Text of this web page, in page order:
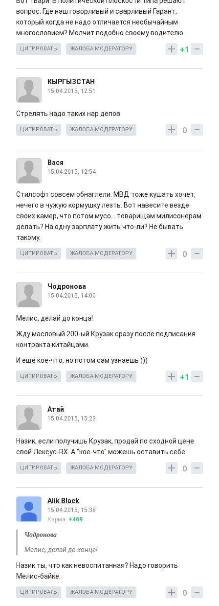
вопрос. Где наш говорливый и сварливый Гарант,
который когда не надо отличается необычайным
многословием? Молчит подобно своему водителю.
+1
ЦИТИРОВАТЬ ЖАЛОБА МОДЕРАТОРУ
КЫРГЫЗСТАН
15.04.2015, 12:51
Стрелять надо таких нар депов
0
ЦИТИРОВАТЬ ЖАЛОБА МОДЕРАТОРУ
Вася
15.04.2015, 12:54
Стилсофт совсем обнаглели. МВД тоже кушать хочет,
нечего в чужую кормушку лезть. Вот навесите везде
своих камер, что потом мусо... товарищам милисонерам
делать? На одну зарплату жить что-ли? Не бывать
такому.
0
ЦИТИРОВАТЬ ЖАЛОБА МОДЕРАТОРУ
Чодронова
15.04.2015, 14:00
Мелис, делай до конца!
Жду масловый 200-ый Крузак сразу после подписания
контракта китайцами.
И еще кое-что, но потом сам узнаешь )))
+1
ЦИТИРОВАТЬ ЖАЛОБА МОДЕРАТОРУ
Атай
15.04.2015, 15:23
Назик, если получишь Крузак, продай по сходной цене
свой Лексус-RX. А "кое-что" можешь оставить себе.
0
ЦИТИРОВАТЬ ЖАЛОБА МОДЕРАТОРУ
Alik Black
15.04.2015, 15:38
Карма: +469
Чодронова
Мелис, делай до конца!
Назик ты, что как невоспитанная? Надо говорить
Мелис-байке.
0
ЦИТИРОВАТЬ ЖАЛОБА МОДЕРАТОРУ